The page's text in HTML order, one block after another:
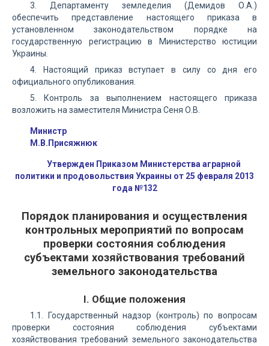
3. Департаменту земледелия (Демидов О.А.)
обеспечить представление настоящего приказа в
установленном законодательством порядке на
государственную регистрацию в Министерство юстиции
Украины.
4. Настоящий приказ вступает в силу со дня его
официального опубликования.
5. Контроль за выполнением настоящего приказа
возложить на заместителя Министра Сеня О.В.
Министр
М.В.Присяжнюк
Утвержден Приказом Министерства аграрной
политики и продовольствия Украины от 25 февраля 2013
года №132
Порядок планирования и осуществления
контрольных мероприятий по вопросам
проверки состояния соблюдения
субъектами хозяйствования требований
земельного законодательства
I. Общие положения
1.1. Государственный надзор (контроль) по вопросам
проверки состояния соблюдения субъектами
хозяйствования требований земельного законодательства